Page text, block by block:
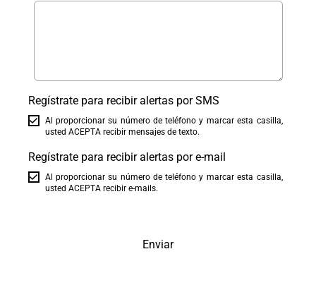
Regístrate para recibir alertas por SMS
Al proporcionar su número de teléfono y marcar esta casilla,
usted ACEPTA recibir mensajes de texto.
Regístrate para recibir alertas por e-mail
Al proporcionar su número de teléfono y marcar esta casilla,
usted ACEPTA recibir e-mails.
Enviar